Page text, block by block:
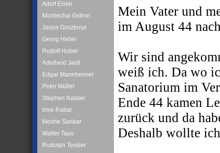
Adolf Eisler
Mordechai Gidron
Janos Gosztonyi
Georg Heller
Rudolf Huber
Adelheid Jaist
Edgar Mannheimer
Peter Müller
Stephen Nasser
Imre Rabai
Moshe Sanbar
Walter Taus
Rudolph Tessler
Mein Vater und
im August 44
Wir sind
weiß ich. Da wo
Sanatorium im
Ende 44 kamen
zurück und da
Deshalb wollte